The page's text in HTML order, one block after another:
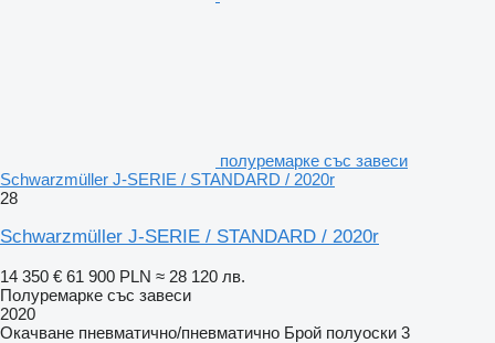
полуремарке със завеси
Schwarzmüller J-SERIE / STANDARD / 2020r
28
Schwarzmüller J-SERIE / STANDARD / 2020r
14 350 € 61 900 PLN ≈ 28 120 лв.
Полуремарке със завеси
2020
Окачване пневматично/пневматично Брой полуоски 3